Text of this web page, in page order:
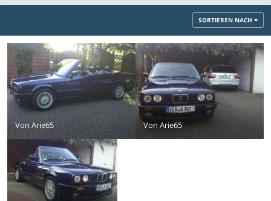
SORTIEREN NACH
Von Arie65 Von Arie65